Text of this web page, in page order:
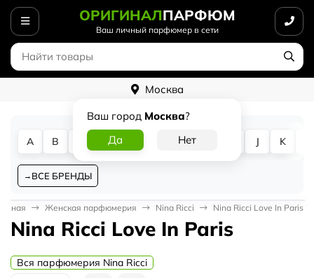
ОРИГИНАЛПАРФЮМ
Ваш личный парфюмер в сети
Москва
Ваш город Москва?
A B D G J K
ВСЕ БРЕНДЫ
Женская парфюмерия Nina Ricci Nina Ricci Love In Paris
Nina Ricci Love In Paris
Вся парфюмерия Nina Ricci